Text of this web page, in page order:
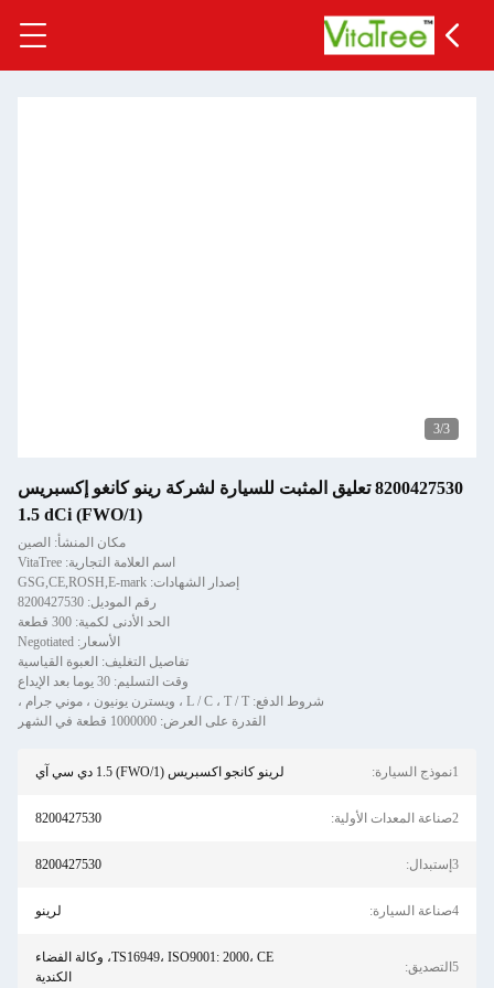
3/3
8200427530 تعليق المثبت للسيارة لشركة رينو كانغو إكسبريس
(FWO/1) 1.5 dCi
مكان المنشأ: الصين
اسم العلامة التجارية: VitaTree
إصدار الشهادات: GSG,CE,ROSH,E-mark
رقم الموديل: 8200427530
الحد الأدنى لكمية: 300 قطعة
الأسعار: Negotiated
تفاصيل التغليف: العبوة القياسية
وقت التسليم: 30 يوما بعد الإيداع
شروط الدفع: L / C ، T / T ، ويسترن يونيون ، موني جرام ،
القدرة على العرض: 1000000 قطعة في الشهر
1نموذج السيارة: لرينو كانجو اكسبريس (FWO/1) 1.5 دي سي آي
2صناعة المعدات الأولية: 8200427530
3إستبدال: 8200427530
4صناعة السيارة: لرينو
5التصديق:
TS16949، ISO9001: 2000، CE، وكالة الفضاء
الكندية